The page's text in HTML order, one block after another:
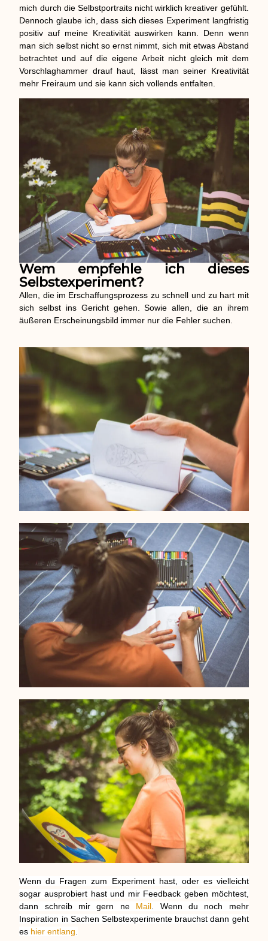
mich durch die Selbstportraits nicht wirklich kreativer gefühlt.
Dennoch glaube ich, dass sich dieses Experiment langfristig
positiv auf meine Kreativität auswirken kann. Denn wenn
man sich selbst nicht so ernst nimmt, sich mit etwas Abstand
betrachtet und auf die eigene Arbeit nicht gleich mit dem
Vorschlaghammer drauf haut, lässt man seiner Kreativität
mehr Freiraum und sie kann sich vollends entfalten.
Wem empfehle ich dieses
Selbstexperiment?
Allen, die im Erschaffungsprozess zu schnell und zu hart mit
sich selbst ins Gericht gehen. Sowie allen, die an ihrem
äußeren Erscheinungsbild immer nur die Fehler suchen.
Wenn du Fragen zum Experiment hast, oder es vielleicht
sogar ausprobiert hast und mir Feedback geben möchtest,
dann schreib mir gern ne Mail. Wenn du noch mehr
Inspiration in Sachen Selbstexperimente brauchst dann geht
es hier entlang.